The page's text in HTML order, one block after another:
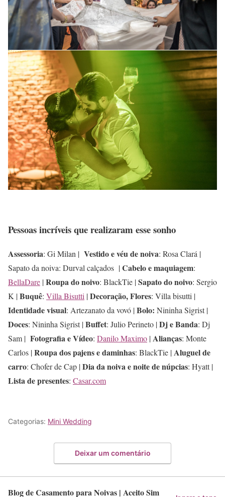
Pessoas incríveis que realizaram esse sonho
Assessoria: Gi Milan | Vestido e véu de noiva: Rosa Clará |
Sapato da noiva: Durval calçados |Cabelo e maquiagem:
BellaDare |Roupa do noivo: BlackTie |Sapato do noivo: Sergio
K |Buquê: Villa Bisutti |Decoração, Flores: Villa bisutti |
Identidade visual: Artezanato da vovó |Bolo: Nininha Sigrist |
Doces: Nininha Sigrist |Buffet: Julio Perineto |Dj e Banda: Dj
Sam | Fotografia e Vídeo: Danilo Maximo |Alianças: Monte
Carlos |Roupa dos pajens e daminhas: BlackTie |Aluguel de
carro: Chofer de Cap |Dia da noiva e noite de núpcias: Hyatt |
Lista de presentes: Casar.com
Categorias: Mini Wedding
Deixar um comentário
Blog de Casamento para Noivas | Aceito Sim